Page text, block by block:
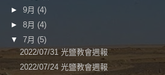
► 9月 (4)
► 8月 (4)
▼ 7月 (5)
2022/07/31 光鹽教會週報
2022/07/24 光鹽教會週報